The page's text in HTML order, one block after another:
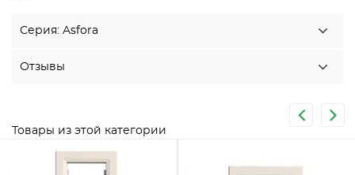
Серия: Asfora
Отзывы
Товары из этой категории